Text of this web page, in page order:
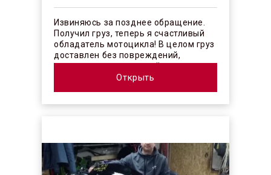
Извиняюсь за позднее обращение.
Получил груз, теперь я счастливый
обладатель мотоцикла! В целом груз
доставлен без повреждений,
огорчило отсутствие плёночного
Открыть